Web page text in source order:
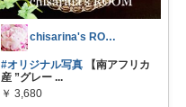
chisarina's ROOM
#オリジナル写真 【南アフリカ
産 ”グレー ...
￥ 3,680